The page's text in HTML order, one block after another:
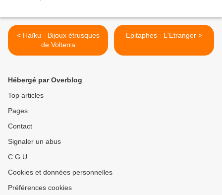
< Haïku - Bijoux étrusques
de Volterra
Epitaphes - L'Etranger >
Hébergé par Overblog
Top articles
Pages
Contact
Signaler un abus
C.G.U.
Cookies et données personnelles
Préférences cookies